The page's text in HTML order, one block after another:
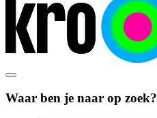
Waar ben je naar op zoek?